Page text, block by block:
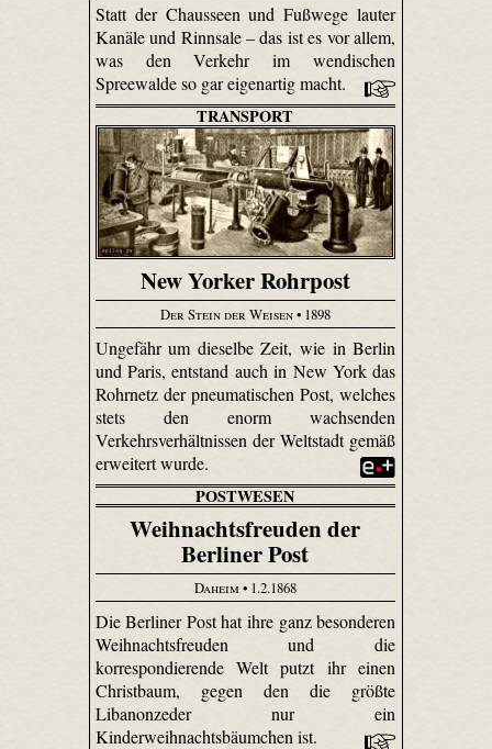
Statt der Chausseen und Fußwege lauter
Kanäle und Rinnsale – das ist es vor allem,
was den Verkehr im wendischen
Spreewalde so gar eigenartig macht.
TRANSPORT
New Yorker Rohrpost
Der Stein der Weisen• 1898
Ungefähr um dieselbe Zeit, wie in Berlin
und Paris, entstand auch in New York das
Rohrnetz der pneumatischen Post, welches
stets den enorm wachsenden
Verkehrsverhältnissen der Weltstadt gemäß
erweitert wurde.
POSTWESEN
Weihnachtsfreuden der
Berliner Post
Daheim• 1.2.1868
Die Berliner Post hat ihre ganz besonderen
Weihnachtsfreuden und die
korrespondierende Welt putzt ihr einen
Christbaum, gegen den die größte
Libanon­zeder nur ein
Kinderweihnachtsbäumchen ist.